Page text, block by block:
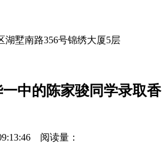
湖墅南路356号锦绣大厦5层
中的陈家骏同学录取香
阅读量：